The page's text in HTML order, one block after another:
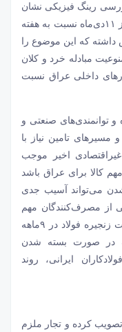
رینگ فیزیکی نشان
می‌دهد که میزان عرضه و معاملات در روز ۱۱دی‌ماه نسبت به هفته
و ۴۱‌درصد کاهش داشته که این موضوع را
مبادله خرد و کلان
داخلی عراق نسبت
و توانمندی‌‌‌های صنعتی و
مسیرهای تامین نیاز با
اخیر موجب
کالا برای عراق باشد
می‌‌‌تواند آسیب جدی
از مصرف‌کنندگان مهم
فولاد ایران است و افزایش میزان صادرات زنجیره فولاد در ۹ماهه
در صورت بسته شدن
ایرانی، روند
را تصویب کرده و تجار ملزم